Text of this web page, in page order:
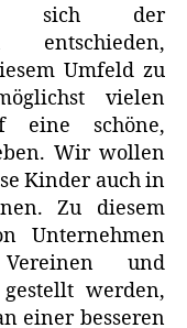
sich der
entschieden,
Umfeld zu
vielen
eine schöne,
Wir wollen
Kinder auch in
Zu diesem
Unternehmen
und
werden,
einer besseren